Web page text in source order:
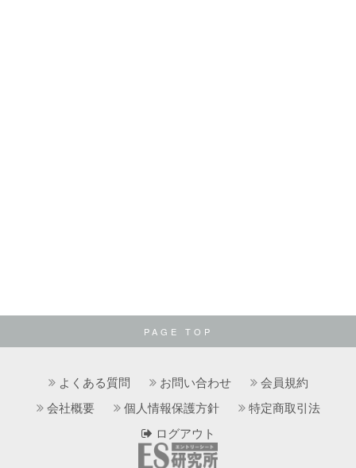
PAGE TOP
よくある質問 お問い合わせ
会員規約
会社概要
個人情報保護方針
特定商取引法
ログアウト